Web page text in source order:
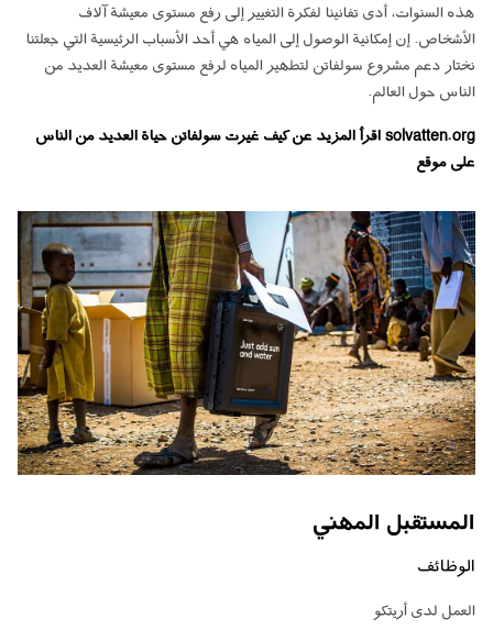
هذه السنوات، أدى تفانينا لفكرة التغيير إلى رفع مستوى معيشة آلاف
الأشخاص. إن إمكانية الوصول إلى المياه هي أحد الأسباب الرئيسية التي جعلتنا
نختار دعم مشروع سولفاتن لتطهير المياه لرفع مستوى معيشة العديد من
الناس حول العالم.
solvatten.org اقرأ المزيد عن كيف غيرت سولفاتن حياة العديد من الناس
على موقع
المستقبل المهني
الوظائف
العمل لدى أريتكو